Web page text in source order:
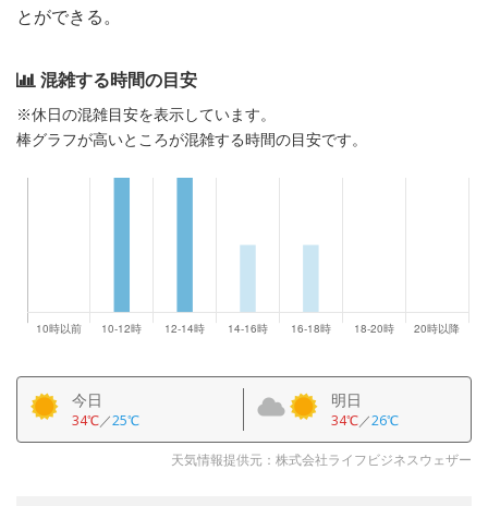
とができる。
混雑する時間の目安
※休日の混雑目安を表示しています。
棒グラフが高いところが混雑する時間の目安です。
今日
34℃／25℃
明日
34℃／26℃
天気情報提供元：株式会社ライフビジネスウェザー